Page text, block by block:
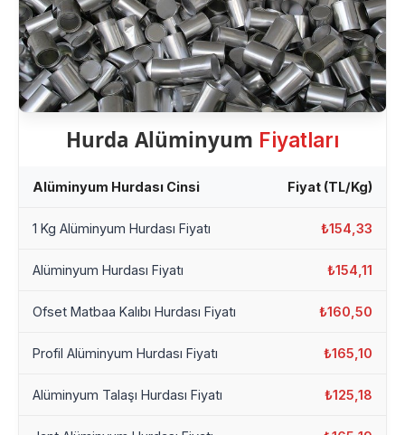
Hurda Alüminyum Fiyatları
Alüminyum Hurdası Cinsi Fiyat (TL/Kg)
1 Kg Alüminyum Hurdası Fiyatı ₺154,33
Alüminyum Hurdası Fiyatı ₺154,11
Ofset Matbaa Kalıbı Hurdası Fiyatı ₺160,50
Profil Alüminyum Hurdası Fiyatı ₺165,10
Alüminyum Talaşı Hurdası Fiyatı ₺125,18